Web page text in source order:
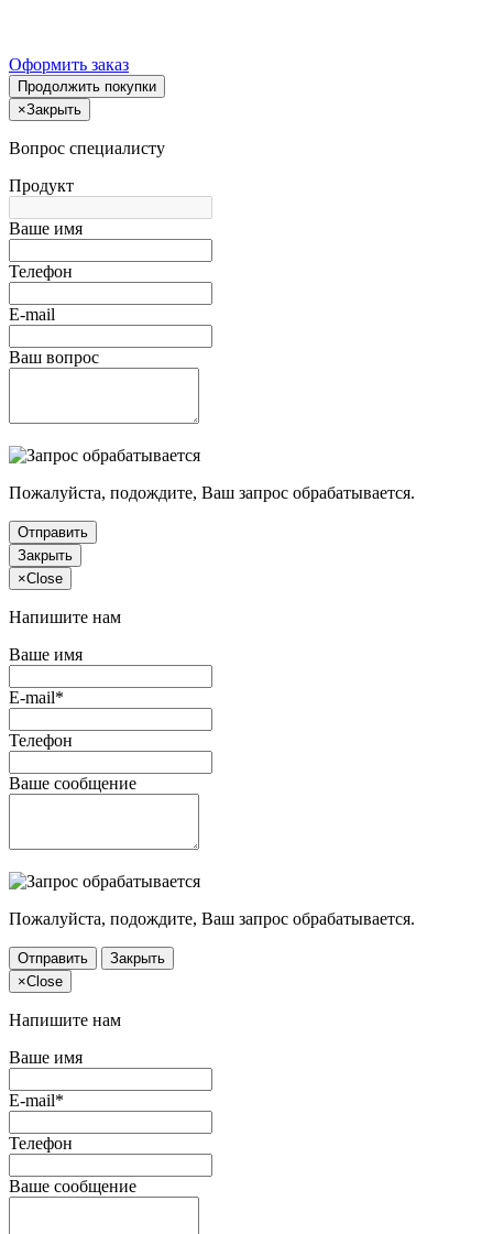
Оформить заказ
Продолжить покупки
×Закрыть
Вопрос специалисту
Продукт
Ваше имя
Телефон
E-mail
Ваш вопрос
Пожалуйста, подождите, Ваш запрос обрабатывается.
Отправить
Закрыть
×Close
Напишите нам
Ваше имя
E-mail*
Телефон
Ваше сообщение
Пожалуйста, подождите, Ваш запрос обрабатывается.
Отправить
Закрыть
×Close
Напишите нам
Ваше имя
E-mail*
Телефон
Ваше сообщение